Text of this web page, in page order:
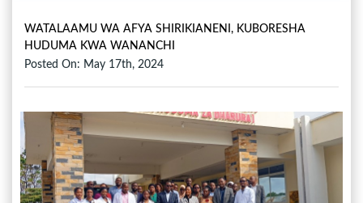
WATALAAMU WA AFYA SHIRIKIANENI, KUBORESHA
HUDUMA KWA WANANCHI
Posted On: May 17th, 2024